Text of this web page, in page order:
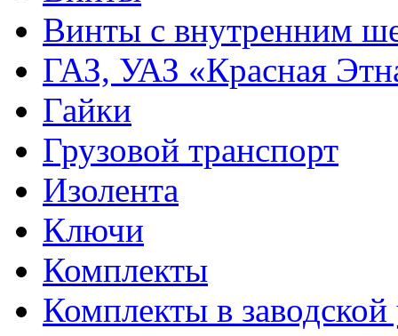
Винты с внутренним
ГАЗ, УАЗ «Красная
Гайки
Грузовой транспорт
Изолента
Ключи
Комплекты
Комплекты в заводской